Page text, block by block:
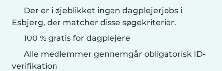
Der er i øjeblikket ingen dagplejerjobs i
Esbjerg, der matcher disse søgekriterier.
100 % gratis for dagplejere
Alle medlemmer gennemgår obligatorisk ID-
verifikation